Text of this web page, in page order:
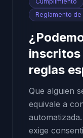
Reglamento de
inscritos
reglas
Que alguien
equivale a
exige